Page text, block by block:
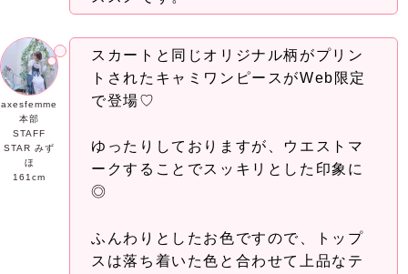
axesfemme
本部
STAFF
STAR みず
ほ
161cm
スカートと同じオリジナル柄がプリン
トされたキャミワンピースがWeb限定
で登場♡
ゆったりしておりますが、ウエストマ
ークすることでスッキリとした印象に
◎
ふんわりとしたお色ですので、トップ
スは落ち着いた色と合わせて上品なテ